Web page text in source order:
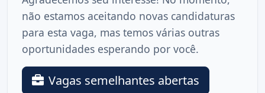
não estamos aceitando novas candidaturas
para esta vaga, mas temos várias outras
oportunidades esperando por você.
Vagas semelhantes abertas